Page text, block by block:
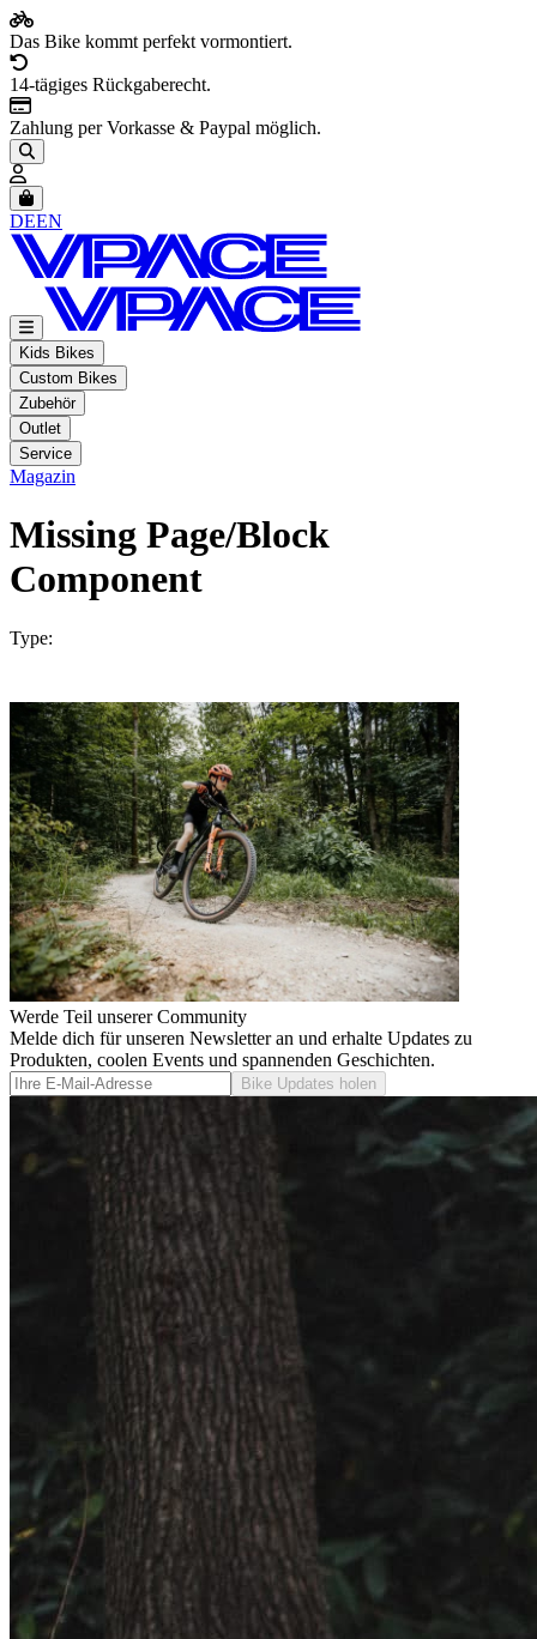
Das Bike kommt perfekt vormontiert.
14-tägiges Rückgaberecht.
Zahlung per Vorkasse & Paypal möglich.
Artikel im Warenkorb, Warenkorb anzeigen
DEEN
Kids Bikes
Custom Bikes
Zubehör
Outlet
Service
Magazin
Missing Page/Block
Component
Type:
Werde Teil unserer Community
Melde dich für unseren Newsletter an und erhalte Updates zu
Produkten, coolen Events und spannenden Geschichten.
Bike Updates holen